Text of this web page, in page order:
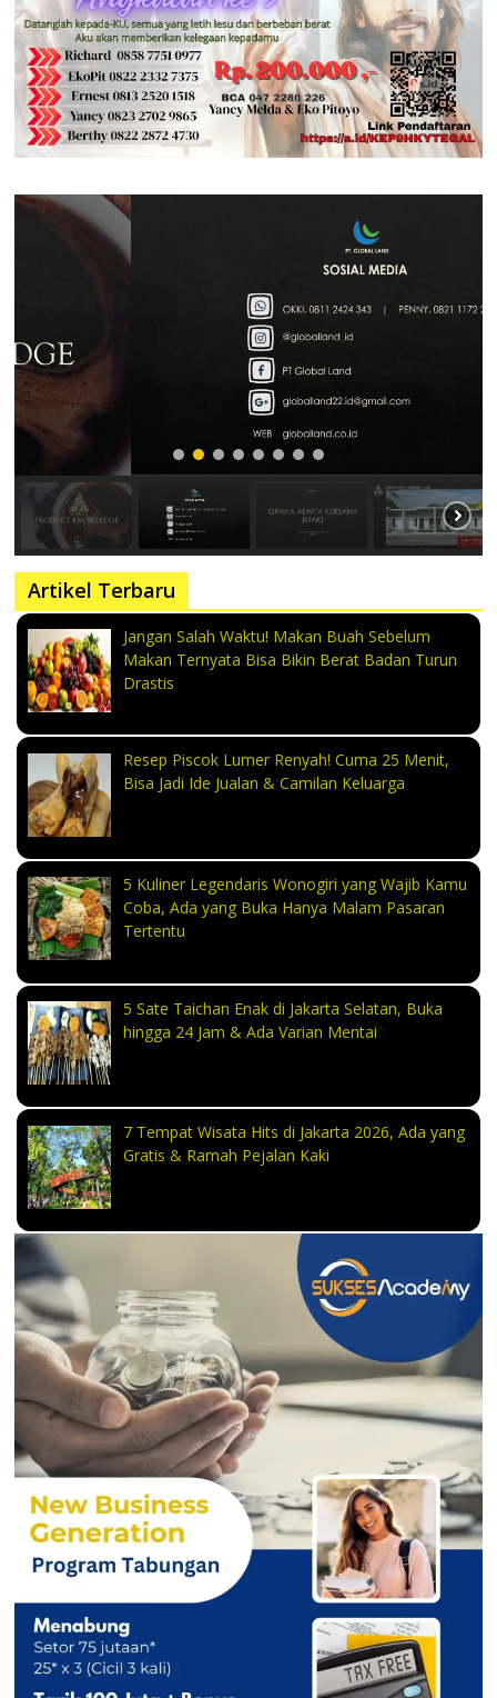
Artikel Terbaru
Jangan Salah Waktu! Makan Buah Sebelum
Makan Ternyata Bisa Bikin Berat Badan Turun
Drastis
Resep Piscok Lumer Renyah! Cuma 25 Menit,
Bisa Jadi Ide Jualan & Camilan Keluarga
5 Kuliner Legendaris Wonogiri yang Wajib Kamu
Coba, Ada yang Buka Hanya Malam Pasaran
Tertentu
5 Sate Taichan Enak di Jakarta Selatan, Buka
hingga 24 Jam & Ada Varian Mentai
7 Tempat Wisata Hits di Jakarta 2026, Ada yang
Gratis & Ramah Pejalan Kaki